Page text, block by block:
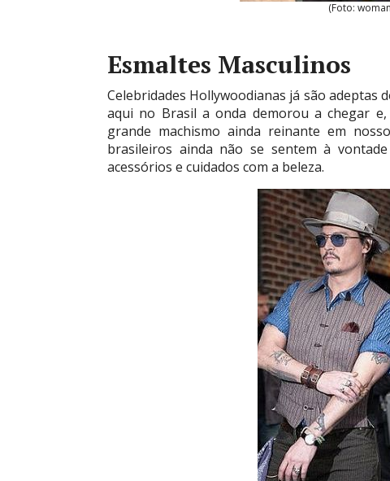
(Foto:
Esmaltes Masculinos
Celebridades Hollywoodianas já são adeptas
aqui no Brasil a onda demorou a chegar
grande machismo ainda reinante em
brasileiros ainda não se sentem à
acessórios e cuidados com a beleza.